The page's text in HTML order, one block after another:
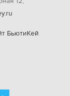
БьютиКей